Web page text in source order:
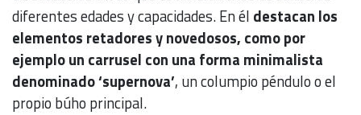
diferentes edades y capacidades. En él destacan los
elementos retadores y novedosos, como por
ejemplo un carrusel con una forma minimalista
denominado ‘supernova’, un columpio péndulo o el
propio búho principal.